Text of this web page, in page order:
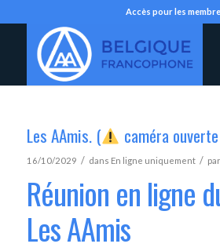
Accès pour les
Les AAmis. ( caméra
16/10/2029 / dans En ligne uniquement / par
Réunion en ligne
Les AAmis